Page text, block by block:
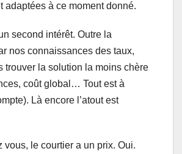
adaptées à ce moment donné.
second intérêt. Outre la
nos connaissances des taux,
trouver la solution la moins chère
coût global… Tout est à
Là encore l’atout est
vous, le courtier a un prix. Oui.